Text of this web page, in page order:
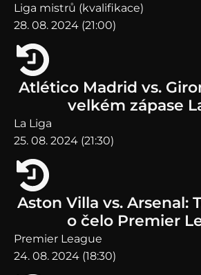
Liga mistrů (kvalifikace)
28. 08. 2024 (21:00)
Atlético Madrid vs.
velkém zápase
La Liga
25. 08. 2024 (21:30)
Aston Villa vs. Arsenal:
o čelo Premier
Premier League
24. 08. 2024 (18:30)